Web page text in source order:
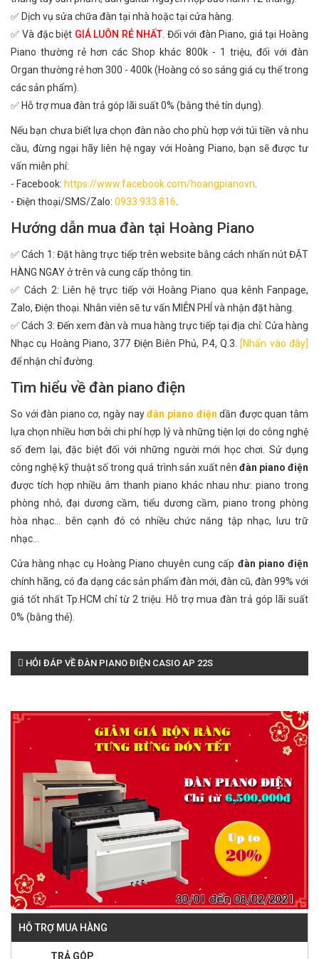
✅ Dịch vụ sửa chữa đàn tại nhà hoặc tại cửa hàng.
✅ Và đặc biệt GIÁ LUÔN RẺ NHẤT . Đối với đàn Piano, giá tại Hoàng
Piano thường rẻ hơn các Shop khác 800k - 1 triệu, đối với đàn
Organ thường rẻ hơn 300 - 400k (Hoàng có so sáng giá cụ thể trong
các sản phẩm).
✅ Hỗ trợ mua đàn trả góp lãi suất 0% (bằng thẻ tín dụng).
Nếu bạn chưa biết lựa chọn đàn nào cho phù hợp với túi tiền và nhu
cầu, đừng ngại hãy liên hệ ngay với Hoàng Piano, bạn sẽ được tư
vấn miễn phí:
- Facebook: https://www.facebook.com/hoangpianovn
- Điện thoại/SMS/Zalo: 0933.933.816
Hướng dẫn mua đàn tại Hoàng Piano
✅ Cách 1: Đặt hàng trực tiếp trên website bằng cách nhấn nút ĐẶT
HÀNG NGAY ở trên và cung cấp thông tin.
✅ Cách 2: Liên hệ trực tiếp với Hoàng Piano qua kênh Fanpage,
Zalo, Điện thoại. Nhân viên sẽ tư vấn MIỄN PHÍ và nhận đặt hàng.
✅ Cách 3: Đến xem đàn và mua hàng trực tiếp tại địa chỉ: Cửa hàng
Nhạc cụ Hoàng Piano, 377 Điện Biên Phủ, P.4, Q.3.
[Nhấn vào đây]
để nhận chỉ đường.
Tìm hiểu về đàn piano điện
So với đàn piano cơ, ngày nayđàn piano điện dần được quan tâm
lựa chọn nhiều hơn bởi chi phí hợp lý và những tiện lợi do công nghệ
số đem lại, đặc biệt đối với những người mới học chơi. Sử dụng
công nghệ kỹ thuật số trong quá trình sản xuất nên đàn piano điện
được tích hợp nhiều âm thanh piano khác nhau như: piano trong
phòng nhỏ, đại dương cầm, tiểu dương cầm, piano trong phòng
hòa nhạc... bên cạnh đó có nhiều chức năng tập nhạc, lưu trữ
nhạc...
Cửa hàng nhạc cụ Hoàng Piano chuyên cung cấp đàn piano điện
chính hãng, có đa dạng các sản phẩm đàn mới, đàn cũ, đàn 99% với
giá tốt nhất Tp.HCM chỉ từ 2 triệu. Hỗ trợ mua đàn trả góp lãi suất
0% (bằng thẻ).
HỎI ĐÁP VỀ ĐÀN PIANO ĐIỆN CASIO AP 22S
HỖ TRỢ MUA HÀNG
TRẢ GÓP